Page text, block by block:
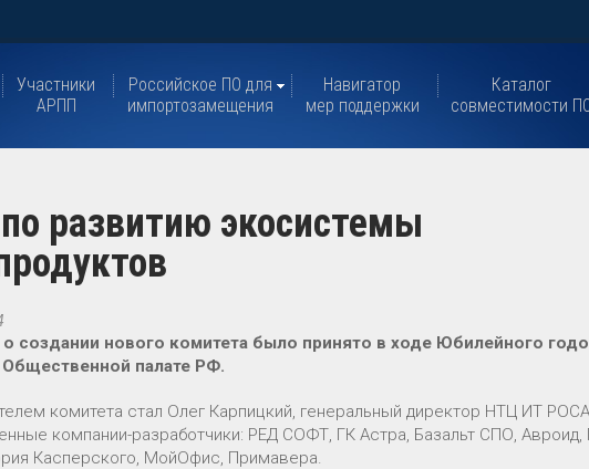
Участники
АРПП
Российское ПО для
импортозамещения
Навигатор
мер поддержки
Каталог
совместимости
развитию экосистемы
создании нового комитета было принято в ходе Юбилейного
Общественной палате РФ.
комитета стал Олег Карпицкий, генеральный директор НТЦ ИТ
компании-разработчики: РЕД СОФТ, ГК Астра, Базальт СПО,
Касперского, МойОфис, Примавера.